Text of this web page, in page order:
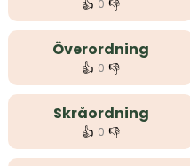
👍 0 👎
Överordning
👍 0 👎
Skråordning
👍 0 👎